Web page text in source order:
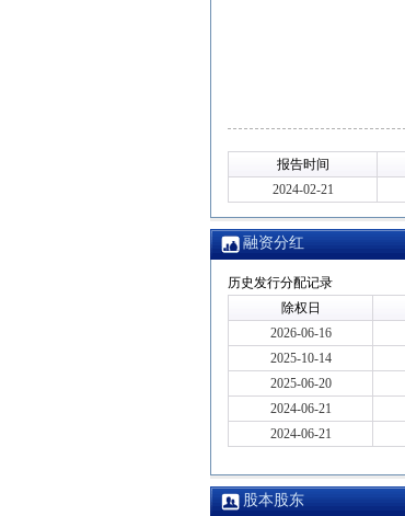
报告时间
2024-02-21
融资分红
历史发行分配记录
除权日
2026-06-16
2025-10-14
2025-06-20
2024-06-21
2024-06-21
股本股东